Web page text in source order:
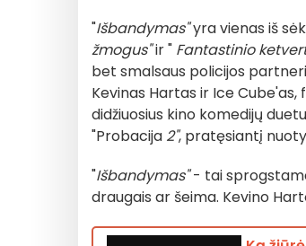
"Išbandymas"yra vienas iš
žmogus"ir " Fantastinio
bet smalsaus policijos
Kevinas Hartas ir Ice
didžiuosius kino komedijų
"Probacija 2", pratęsiantį
"Išbandymas"- tai
draugais ar šeima. Kevino